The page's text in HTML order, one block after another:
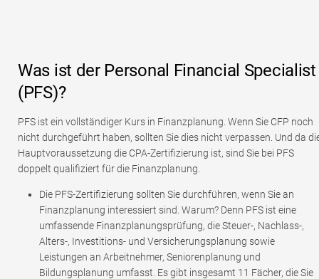
Was ist der Personal Financial Specialist
(PFS)?
PFS ist ein vollständiger Kurs in Finanzplanung. Wenn Sie CFP noch
nicht durchgeführt haben, sollten Sie dies nicht verpassen. Und da
Hauptvoraussetzung die CPA-Zertifizierung ist, sind Sie bei PFS
doppelt qualifiziert für die Finanzplanung.
Die PFS-Zertifizierung sollten Sie durchführen, wenn Sie an
Finanzplanung interessiert sind. Warum? Denn PFS ist eine
umfassende Finanzplanungsprüfung, die Steuer-, Nachlass-,
Alters-, Investitions- und Versicherungsplanung sowie
Leistungen an Arbeitnehmer, Seniorenplanung und
Bildungsplanung umfasst. Es gibt insgesamt 11 Fächer, die Sie